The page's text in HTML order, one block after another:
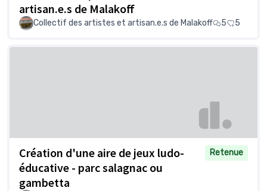
artisan.e.s de Malakoff
Collectif des artistes et artisan.e.s de Malakoff 5 5
Création d'une aire de jeux ludo-
éducative - parc salagnac ou
gambetta
Retenue